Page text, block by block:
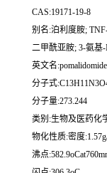
CAS:19171-19-8
别名:泊利度胺;
二甲酰亚胺; 3-氨基
英文名:pomalidomide
分子式
分子量:273.244
类别:生物及医药化
物化性质:密度
沸点